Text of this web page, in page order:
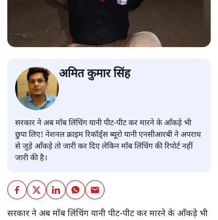
अमित कुमार सिंह
सरकार ने अब मॉब लिंचिंग यानी पीट-पीट कर मारने के आँकड़े भी
छुपा लिए! नेशनल क्राइम रिकॉर्ड्स ब्यूरो यानी एनसीआरबी ने अपराध
से जुड़े आँकड़े तो जारी कर दिए लेकिन मॉब लिंचिंग की रिपोर्ट नहीं
जारी की है।
सरकार ने अब मॉब लिंचिंग यानी पीट-पीट कर मारने के आँकड़े भी